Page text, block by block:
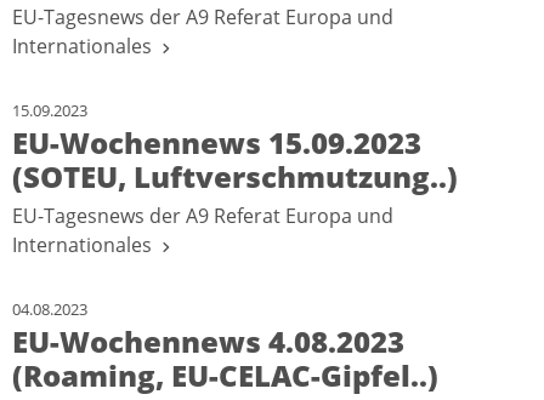
EU-Tagesnews der A9 Referat Europa und
Internationales
15.09.2023
EU-Wochennews 15.09.2023
(SOTEU, Luftverschmutzung..)
EU-Tagesnews der A9 Referat Europa und
Internationales
04.08.2023
EU-Wochennews 4.08.2023
(Roaming, EU-CELAC-Gipfel..)